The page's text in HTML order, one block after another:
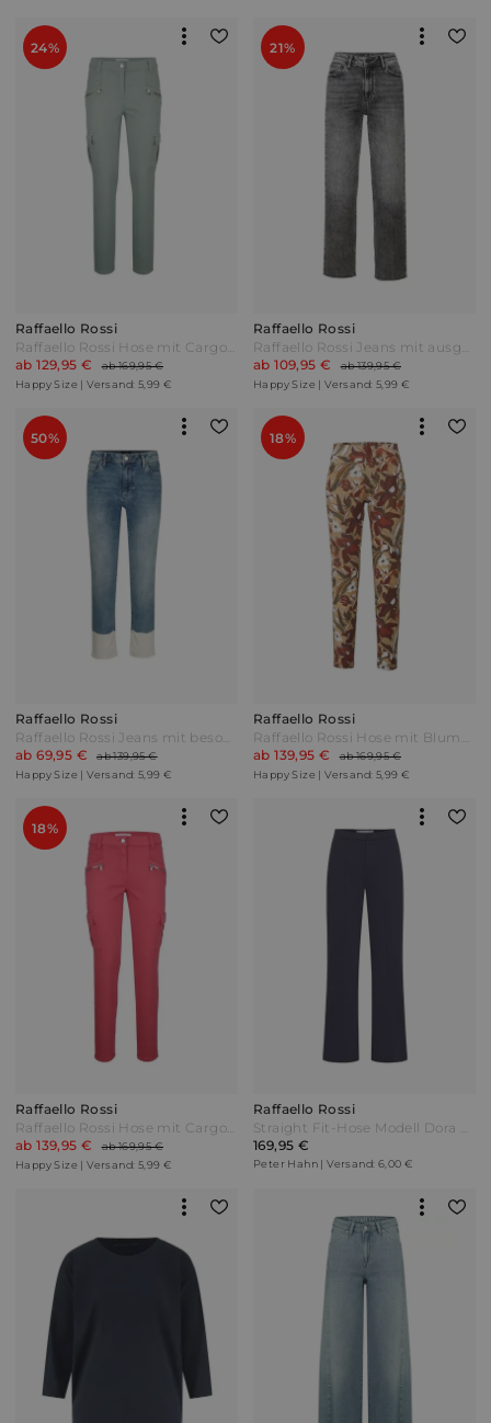
24%
Raffaello Rossi
Raffaello Rossi Hose mit Cargotaschen Mintgrün
ab 129,95 €
ab 169,95 €
Happy Size | Versand: 5,99 €
21%
Raffaello Rossi
Raffaello Rossi Jeans mit ausgefranstem Saum Grey Grau
ab 109,95 €
ab 139,95 €
Happy Size | Versand: 5,99 €
50%
Raffaello Rossi
Raffaello Rossi Jeans mit besonderem Highlight am Saum Blue bleached Blau
ab 69,95 €
ab 139,95 €
Happy Size | Versand: 5,99 €
18%
Raffaello Rossi
Raffaello Rossi Hose mit Blumendruck Braun
ab 139,95 €
ab 169,95 €
Happy Size | Versand: 5,99 €
18%
Raffaello Rossi
Raffaello Rossi Hose mit Cargotaschen Pink
ab 139,95 €
ab 169,95 €
Happy Size | Versand: 5,99 €
Raffaello Rossi
Straight Fit-Hose Modell Dora Flared Raffaello Rossi blau
169,95 €
Peter Hahn | Versand: 6,00 €